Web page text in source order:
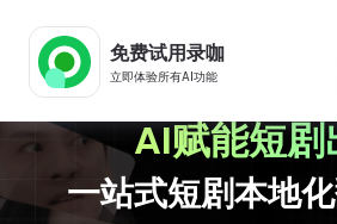
录咖AI
AI赋能短剧
一站式短剧本地
免费试用录咖
立即体验所有AI功能